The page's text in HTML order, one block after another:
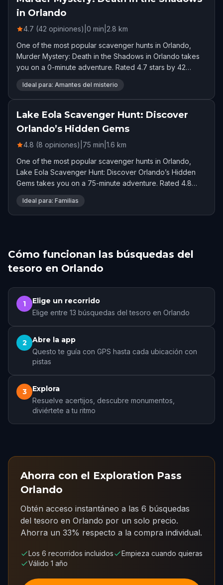
in Orlando
4.7 (42 opiniones) 0 min 2.8 km
One of the most popular scavenger hunts in Orlando,
Murder Mystery: Death in the Shadows in Orlando takes
you on a 0-minute adventure. Rated 4.7 stars by 42
players.
Ideal para: Amantes del misterio
Lake Eola Scavenger Hunt: Discover
Orlando’s Hidden Gems
4.8 (8 opiniones) 75 min 1.6 km
One of the most popular scavenger hunts in Orlando,
Lake Eola Scavenger Hunt: Discover Orlando’s Hidden
Gems takes you on a 75-minute adventure. Rated 4.8
stars by 8 players.
Ideal para: Familias
Cómo funcionan las búsquedas del
tesoro en Orlando
1 Elige un recorrido
Elige entre 13 búsquedas del tesoro en Orlando
2 Abre la app
Questo te guía con GPS hasta cada ubicación con
pistas
3 Explora
Resuelve acertijos, descubre monumentos,
diviértete a tu ritmo
Ahorra con el Exploration Pass
Orlando
Obtén acceso instantáneo a las 6 búsquedas
del tesoro en Orlando por un solo precio.
Ahorra un 33% respecto a la compra individual.
Los 6 recorridos incluidos
Empieza cuando quieras
Válido 1 año